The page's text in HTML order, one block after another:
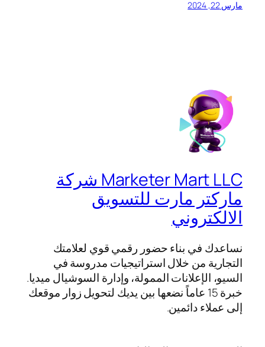
مارس 22, 2024
Marketer Mart LLC شركة
ماركتر مارت للتسويق
الالكتروني
نساعدك في بناء حضور رقمي قوي لعلامتك
التجارية من خلال استراتيجيات مدروسة في
السيو، الإعلانات الممولة، وإدارة السوشيال ميديا.
خبرة 15 عاماً نضعها بين يديك لتحويل زوار موقعك
إلى عملاء دائمين.